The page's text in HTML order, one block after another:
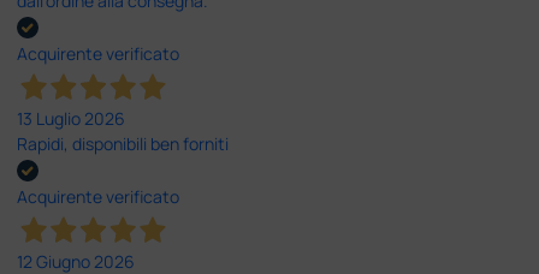
Acquirente verificato
13 Luglio 2026
Rapidi, disponibili ben forniti
Acquirente verificato
12 Giugno 2026